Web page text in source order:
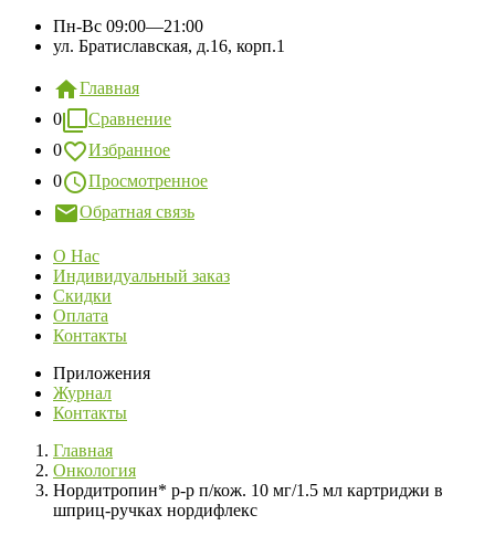
Пн-Вс 09:00—21:00
ул. Братиславская, д.16, корп.1
Главная
0
Сравнение
0
Избранное
0
Просмотренное
Обратная связь
О Нас
Индивидуальный заказ
Скидки
Оплата
Контакты
Приложения
Журнал
Контакты
Главная
Онкология
Нордитропин* р-р п/кож. 10 мг/1.5 мл картриджи в
шприц-ручках нордифлекс